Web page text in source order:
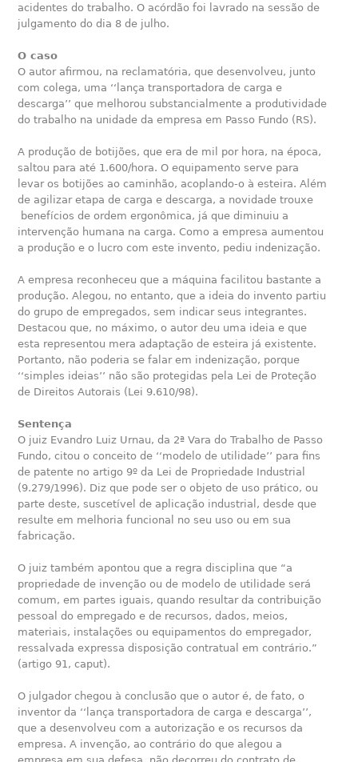
acidentes do trabalho. O acórdão foi lavrado na sessão de
julgamento do dia 8 de julho.
O caso
O autor afirmou, na reclamatória, que desenvolveu, junto
com colega, uma ‘‘lança transportadora de carga e
descarga’’ que melhorou substancialmente a produtividade
do trabalho na unidade da empresa em Passo Fundo (RS).
A produção de botijões, que era de mil por hora, na época,
saltou para até 1.600/hora. O equipamento serve para
levar os botijões ao caminhão, acoplando-o à esteira. Além
de agilizar etapa de carga e descarga, a novidade trouxe
benefícios de ordem ergonômica, já que diminuiu a
intervenção humana na carga. Como a empresa aumentou
a produção e o lucro com este invento, pediu indenização.
A empresa reconheceu que a máquina facilitou bastante a
produção. Alegou, no entanto, que a ideia do invento partiu
do grupo de empregados, sem indicar seus integrantes.
Destacou que, no máximo, o autor deu uma ideia e que
esta representou mera adaptação de esteira já existente.
Portanto, não poderia se falar em indenização, porque
‘‘simples ideias’’ não são protegidas pela Lei de Proteção
de Direitos Autorais (Lei 9.610/98).
Sentença
O juiz Evandro Luiz Urnau, da 2ª Vara do Trabalho de Passo
Fundo, citou o conceito de ‘‘modelo de utilidade’’ para fins
de patente no artigo 9º da Lei de Propriedade Industrial
(9.279/1996). Diz que pode ser o objeto de uso prático, ou
parte deste, suscetível de aplicação industrial, desde que
resulte em melhoria funcional no seu uso ou em sua
fabricação.
O juiz também apontou que a regra disciplina que “a
propriedade de invenção ou de modelo de utilidade será
comum, em partes iguais, quando resultar da contribuição
pessoal do empregado e de recursos, dados, meios,
materiais, instalações ou equipamentos do empregador,
ressalvada expressa disposição contratual em contrário.”
(artigo 91, caput).
O julgador chegou à conclusão que o autor é, de fato, o
inventor da ‘‘lança transportadora de carga e descarga’’,
que a desenvolveu com a autorização e os recursos da
empresa. A invenção, ao contrário do que alegou a